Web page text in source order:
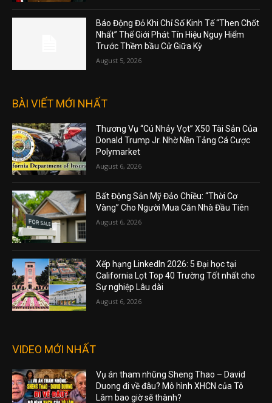
Báo Động Đỏ Khi Chỉ Số Kinh Tế “Then Chốt
Nhất” Thế Giới Phát Tín Hiệu Nguy Hiểm
Trước Thềm bầu Cử Giữa Kỳ
August 5, 2026
BÀI VIẾT MỚI NHẤT
Thương Vụ “Cú Nhảy Vọt” X50 Tài Sản Của
Donald Trump Jr. Nhờ Nền Tảng Cá Cược
Polymarket
August 6, 2026
Bất Động Sản Mỹ Đảo Chiều: “Thời Cơ
Vàng” Cho Người Mua Căn Nhà Đầu Tiên
August 6, 2026
Xếp hạng LinkedIn 2026: 5 Đại học tại
California Lọt Top 40 Trường Tốt nhất cho
Sự nghiệp Lâu dài
August 6, 2026
VIDEO MỚI NHẤT
Vụ án tham nhũng Sheng Thao – David
Duong đi về đâu? Mô hình XHCN của Tô
Lâm bao giờ sẽ thành?